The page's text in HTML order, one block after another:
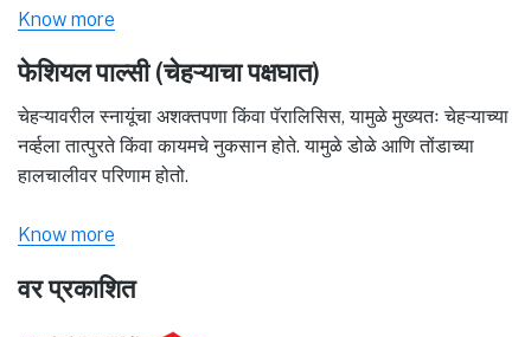
Know more
फेशियल पाल्सी (चेहऱ्याचा पक्षघात)
चेहऱ्यावरील स्नायूंचा अशक्तपणा किंवा पॅरालिसिस, यामुळे मुख्यतः चेहऱ्याच्या
नर्व्हला तात्पुरते किंवा कायमचे नुकसान होते. यामुळे डोळे आणि तोंडाच्या
हालचालीवर परिणाम होतो.
Know more
वर प्रकाशित